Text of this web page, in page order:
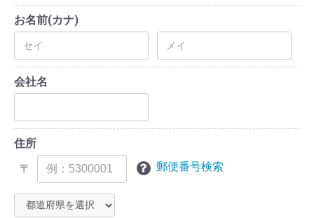
お名前(カナ)
会社名
住所
〒
郵便番号検索